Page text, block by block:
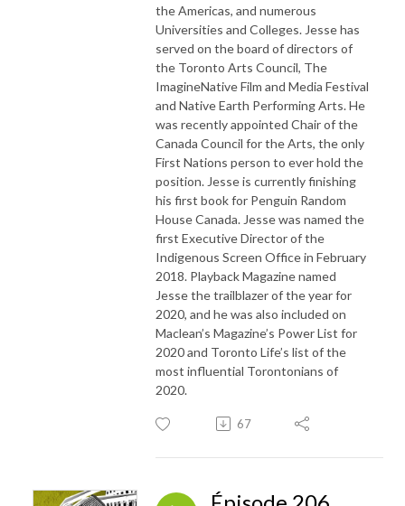
the Americas, and numerous
Universities and Colleges. Jesse has
served on the board of directors of
the Toronto Arts Council, The
ImagineNative Film and Media Festival
and Native Earth Performing Arts. He
was recently appointed Chair of the
Canada Council for the Arts, the only
First Nations person to ever hold the
position. Jesse is currently finishing
his first book for Penguin Random
House Canada. Jesse was named the
first Executive Director of the
Indigenous Screen Office in February
2018. Playback Magazine named
Jesse the trailblazer of the year for
2020, and he was also included on
Maclean’s Magazine’s Power List for
2020 and Toronto Life’s list of the
most influential Torontonians of
2020.
67